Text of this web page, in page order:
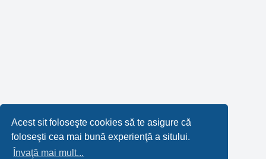
Acest sit foloseşte cookies să te asigure că
foloseşti cea mai bună experienţă a sitului.
Învaţă mai mult...